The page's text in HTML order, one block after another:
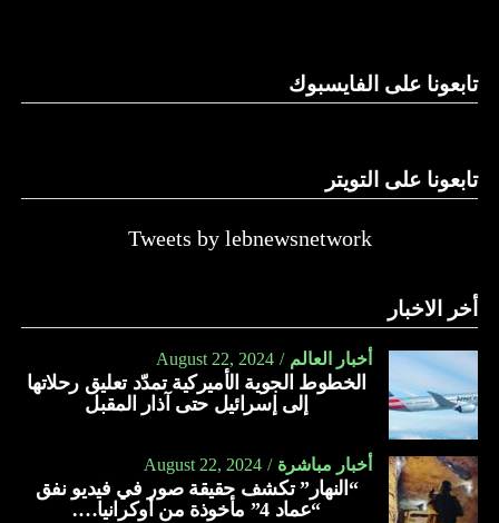
النهار
تابعونا على الفايسبوك
تابعونا على التويتر
Tweets by lebnewsnetwork
أخر الاخبار
أخبار العالم August 22, 2024
الخطوط الجوية الأميركية تمدّد تعليق رحلاتها
إلى إسرائيل حتى آذار المقبل
أخبار مباشرة August 22, 2024
“النهار” تكشف حقيقة صور في فيديو نفق
“عماد 4” مأخوذة من أوكرانيا….